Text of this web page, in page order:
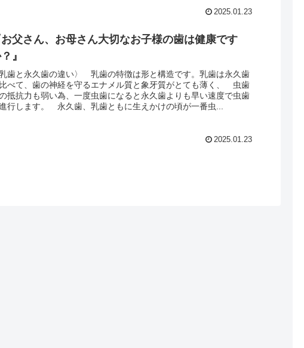
2025.01.23
お父さん、お母さん大切なお子様の歯は健康です
』
乳歯と永久歯の違い〉 乳歯の特徴は形と構造です。乳歯は永久歯
べて、歯の神経を守るエナメル質と象牙質がとても薄く、 虫歯
抵抗力も弱い為、一度虫歯になると永久歯よりも早い速度で虫歯
行します。 永久歯、乳歯ともに生えかけの頃が一番虫...
2025.01.23